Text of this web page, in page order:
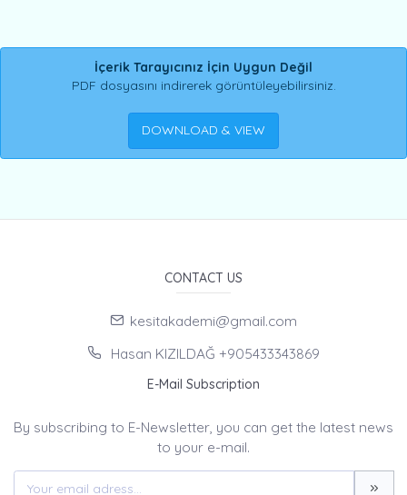
İçerik Tarayıcınız İçin Uygun Değil
PDF dosyasını indirerek görüntüleyebilirsiniz.
DOWNLOAD & VIEW
CONTACT US
kesitakademi@gmail.com
Hasan KIZILDAĞ +905433343869
E-Mail Subscription
By subscribing to E-Newsletter, you can get the latest news
to your e-mail.